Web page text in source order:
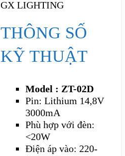
THÔNG SỐ
KỸ THUẬT
Model : ZT-02D
Pin: Lithium 14,8V
3000mA
Phù hợp với đèn:
<20W
Điện áp vào: 220-